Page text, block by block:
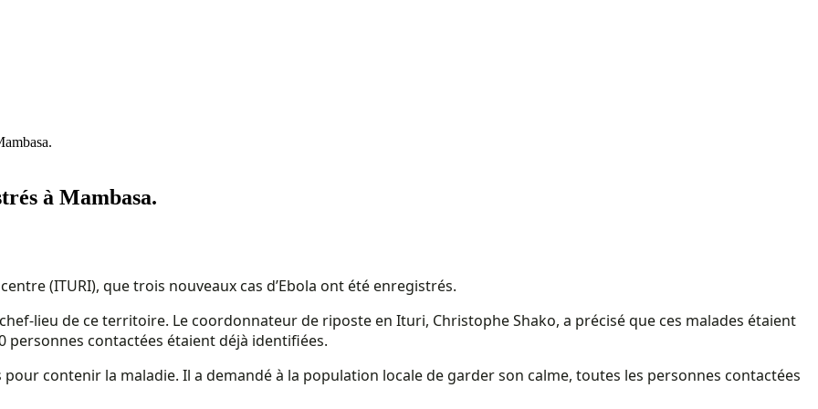
à Mambasa.
(ITURI), que trois nouveaux cas d’Ebola ont été enregistrés.
lieu de ce territoire. Le coordonnateur de riposte en Ituri, Christophe Shako, a précisé que ces malades étaient
personnes contactées étaient déjà identifiées.
contenir la maladie. Il a demandé à la population locale de garder son calme, toutes les personnes contactées